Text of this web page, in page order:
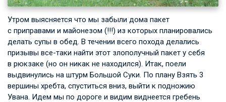
Утром выясняется что мы забыли дома пакет
с приправами и майонезом (!!!) из которых планировались
делать супы в обед. В течении всего похода делались
призывы все-таки найти этот злополучный пакет у себя
в рюкзаке (но он никак не находился). Итак, поели
выдвинулись на штурм Большой Суки. По плану Взять 3
вершины хребта, спуститься вниз, выйти к подножию
Увана. Идем мы по дороге и видим виднеется гребень